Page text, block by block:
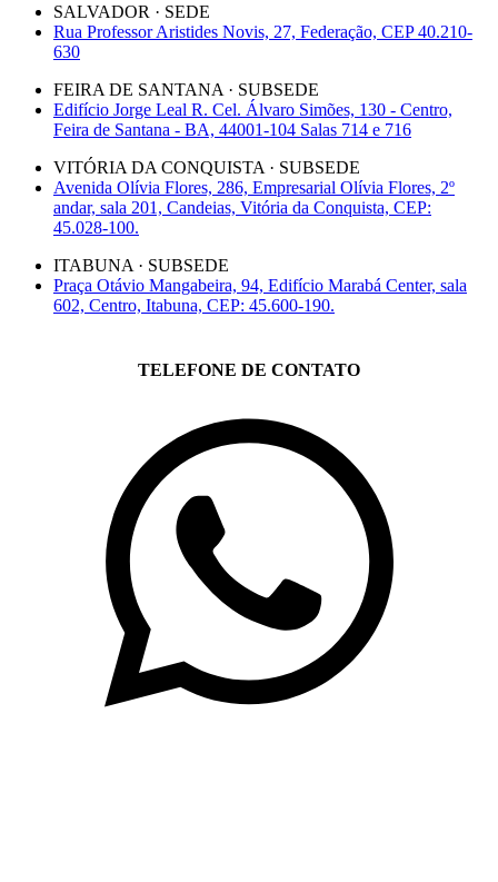
SALVADOR · SEDE
Rua Professor Aristides Novis, 27, Federação, CEP 40.210-
630
FEIRA DE SANTANA · SUBSEDE
Edifício Jorge Leal R. Cel. Álvaro Simões, 130 - Centro,
Feira de Santana - BA, 44001-104 Salas 714 e 716
VITÓRIA DA CONQUISTA · SUBSEDE
Avenida Olívia Flores, 286, Empresarial Olívia Flores, 2º
andar, sala 201, Candeias, Vitória da Conquista, CEP:
45.028-100.
ITABUNA · SUBSEDE
Praça Otávio Mangabeira, 94, Edifício Marabá Center, sala
602, Centro, Itabuna, CEP: 45.600-190.
TELEFONE DE CONTATO